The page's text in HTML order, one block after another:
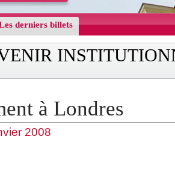
derniers billets
à Londres
2008